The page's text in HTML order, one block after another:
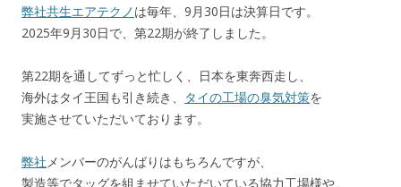
弊社共生エアテクノ は毎年、9月30日は決算日です。
2025年9月30日で、第22期が終了しました。
第22期を通してずっと忙しく、日本を東奔西走し、
海外はタイ王国も引き続き、
タイの工場の臭気対策を
実施させていただいております。
弊社メンバーのがんばりはもちろんですが、
製造等でタッグを組ませていただいている協力工場様や、